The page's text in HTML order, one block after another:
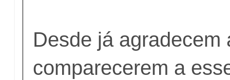
Desde já agradecem
comparecerem a